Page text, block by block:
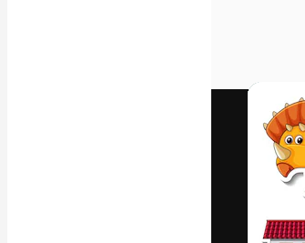
Videos
Motion
3D-Modelle
Schriftarten